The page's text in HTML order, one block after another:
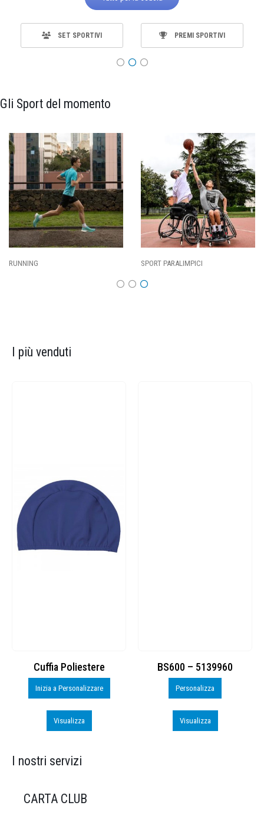
SET SPORTIVI PREMI SPORTIVI
Gli Sport del momento
SPORT PARALIMPICI
I più venduti
Cuffia Poliestere
Inizia a Personalizzare
Visualizza
BS600 – 5139960
Personalizza
Visualizza
I nostri servizi
CARTA CLUB